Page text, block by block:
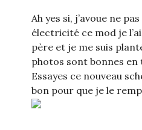
Ah yes si, j’avoue ne
électricité ce mod je
père et je me suis
photos sont bonnes en
Essayes ce nouveau
bon pour que je le